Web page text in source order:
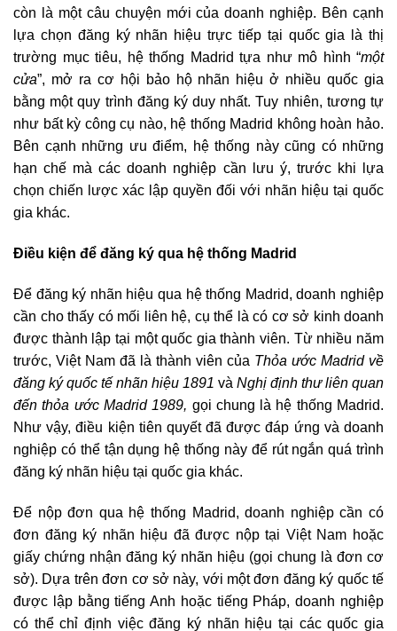
còn là một câu chuyện mới của doanh nghiệp. Bên cạnh
lựa chọn đăng ký nhãn hiệu trực tiếp tại quốc gia là thị
trường mục tiêu, hệ thống Madrid tựa như mô hình “một
cửa”, mở ra cơ hội bảo hộ nhãn hiệu ở nhiều quốc gia
bằng một quy trình đăng ký duy nhất. Tuy nhiên, tương tự
như bất kỳ công cụ nào, hệ thống Madrid không hoàn hảo.
Bên cạnh những ưu điểm, hệ thống này cũng có những
hạn chế mà các doanh nghiệp cần lưu ý, trước khi lựa
chọn chiến lược xác lập quyền đối với nhãn hiệu tại quốc
gia khác.
Điều kiện để đăng ký qua hệ thống Madrid
Để đăng ký nhãn hiệu qua hệ thống Madrid, doanh nghiệp
cần cho thấy có mối liên hệ, cụ thể là có cơ sở kinh doanh
được thành lập tại một quốc gia thành viên. Từ nhiều năm
trước, Việt Nam đã là thành viên của Thỏa ước Madrid về
đăng ký quốc tế nhãn hiệu 1891 và Nghị định thư liên quan
đến thỏa ước Madrid 1989, gọi chung là hệ thống Madrid.
Như vậy, điều kiện tiên quyết đã được đáp ứng và doanh
nghiệp có thể tận dụng hệ thống này để rút ngắn quá trình
đăng ký nhãn hiệu tại quốc gia khác.
Để nộp đơn qua hệ thống Madrid, doanh nghiệp cần có
đơn đăng ký nhãn hiệu đã được nộp tại Việt Nam hoặc
giấy chứng nhận đăng ký nhãn hiệu (gọi chung là đơn cơ
sở). Dựa trên đơn cơ sở này, với một đơn đăng ký quốc tế
được lập bằng tiếng Anh hoặc tiếng Pháp, doanh nghiệp
có thể chỉ định việc đăng ký nhãn hiệu tại các quốc gia